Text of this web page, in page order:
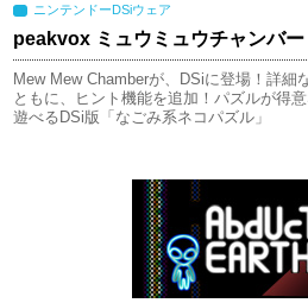
ニンテンドーDSiウェア
peakvox ミュウミュウチャンバー
Mew Mew Chamberが、DSiに登場！詳細
ともに、ヒント機能を追加！パズルが得
遊べるDSi版「なごみ系ネコパズル」